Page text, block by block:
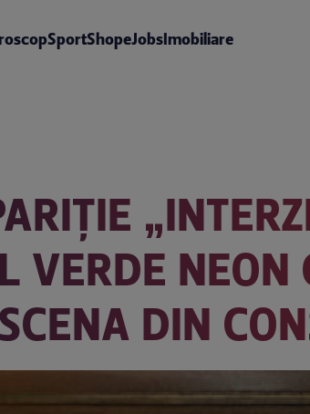
SportShopeJobsImobiliare
VERDE NEON
DIN